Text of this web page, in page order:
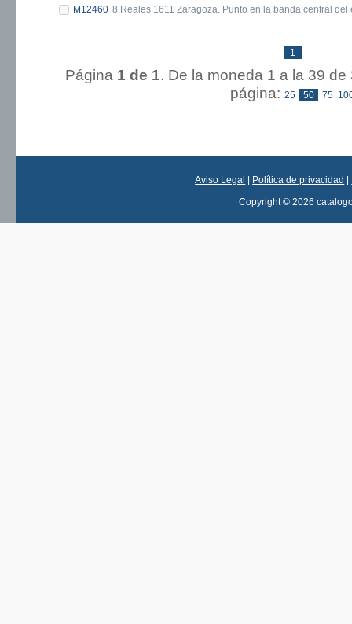
M12460 8 Reales 1611 Zaragoza. Punto en la banda central del
1
Página 1 de 1. De la moneda 1 a la
página: 25 50 75
Aviso Legal | Política de privacidad |
Copyright © 2026